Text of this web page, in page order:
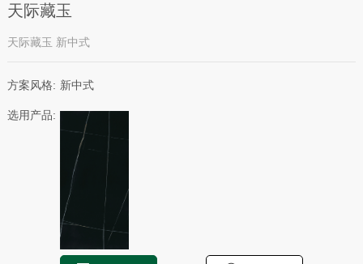
天际藏玉
天际藏玉 新中式
方案风格: 新中式
选用产品: